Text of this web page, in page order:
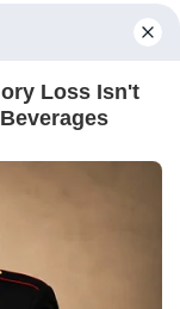
KAMI IKLAN